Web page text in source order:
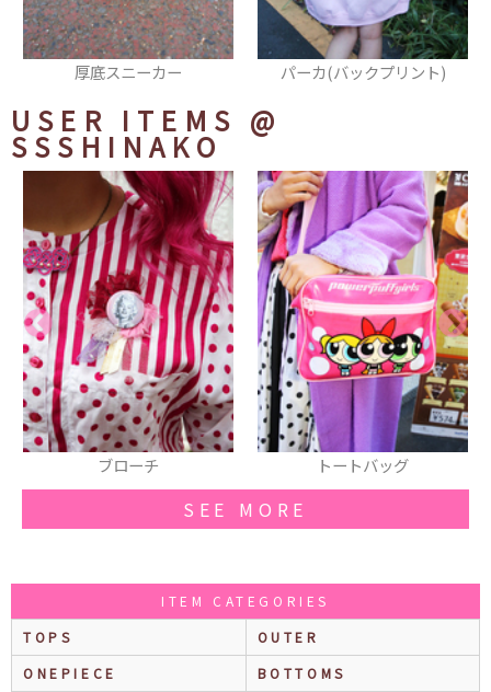
パーカ(バックプリント) トートバッグ
USER ITEMS @
SSSHINAKO
トートバッグ ロンT
SEE MORE
ITEM CATEGORIES
TOPS
OUTER
ONEPIECE
BOTTOMS